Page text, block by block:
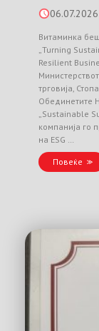
06.07.2026
Витаминка
„Turning
Resilient
трговија,
Обединетите
„Sustainable
компанија го
на ESG …
Повеќе